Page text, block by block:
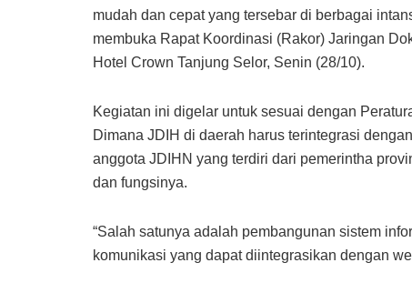
mudah dan cepat yang tersebar di berbagai
membuka Rapat Koordinasi (Rakor) Jaringan
Hotel Crown Tanjung Selor, Senin (28/10).
Kegiatan ini digelar untuk sesuai dengan
Dimana JDIH di daerah harus terintegrasi
anggota JDIHN yang terdiri dari pemerintha
dan fungsinya.
“Salah satunya adalah pembangunan sistem
komunikasi yang dapat diintegrasikan dengan